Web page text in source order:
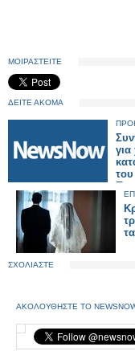
ΜΟΙΡΑΣΤΕΙΤΕ
ΔΕΙΤΕ ΑΚΟΜΑ
για
ΣΧΟΛΙΑΣΤΕ
ΑΚΟΛΟΥΘΗΣΤΕ ΤΟ